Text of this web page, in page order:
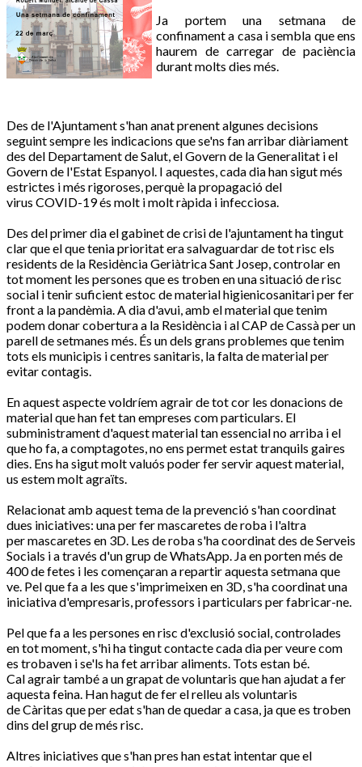
Ja portem una setmana de
confinament a casa i sembla que ens
haurem de carregar de paciència
durant molts dies més.
Des de l'Ajuntament s'han anat prenent algunes decisions
seguint sempre les indicacions que se'ns fan arribar diàriament
des del Departament de Salut, el Govern de la Generalitat i el
Govern de l'Estat Espanyol. I aquestes, cada dia han sigut més
estrictes i més rigoroses, perquè la propagació del
virus COVID-19és molt i molt ràpida i infecciosa.
Des del primer dia el gabinet de crisi de l'ajuntament ha tingut
clar que el que tenia prioritat era salvaguardar de tot risc els
residents de la ResidènciaGeriàtrica Sant Josep, controlar en
tot moment les persones que es troben en una situació de risc
social i tenir suficient estoc de materialhigienicosanitariper fer
front a la pandèmia. A dia d'avui, amb el material que tenim
podem donar cobertura a la Residència i al CAP de Cassà per un
parell de setmanes més. És un dels grans problemes que tenim
tots els municipis i centres sanitaris, la falta de material per
evitar contagis.
En aquest aspecte voldríem agrair de tot cor les donacions de
material que han fet tan empreses com particulars. El
subministrament d'aquest material tan essencial no arriba i el
que ho fa, a comptagotes, no ens permet estat tranquils gaires
dies. Ens ha sigut molt valuós poder fer servir aquest material,
us estem molt agraïts.
Relacionat amb aquest tema de la prevenció s'han coordinat
dues iniciatives: una per fermascaretes de roba i l'altra
permascaretes en 3D. Les de roba s'ha coordinat des de Serveis
Socials i a través d'un grup de WhatsApp. Ja en porten més de
400 de fetes i les començaran a repartir aquesta setmana que
ve. Pel que fa a les que s'imprimeixen en 3D, s'ha coordinat una
iniciativa d'empresaris, professors i particulars per fabricar-ne.
Pel que fa a les persones en risc d'exclusió social, controlades
en tot moment, s'hi ha tingut contacte cada dia per veure com
es trobaven i se'ls ha fet arribar aliments. Tots estan bé.
Cal agrair també a un grapat de voluntaris que han ajudat a fer
aquesta feina. Han hagut de fer el relleu als voluntaris
de Càritas que per edat s'han de quedar a casa, ja que es troben
dins del grup de més risc.
Altres iniciatives que s'han pres han estat intentar que el